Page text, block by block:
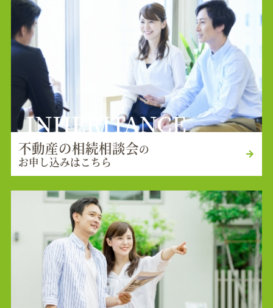
INHERITANCE
不動産の相続相談会の
お申し込みはこちら